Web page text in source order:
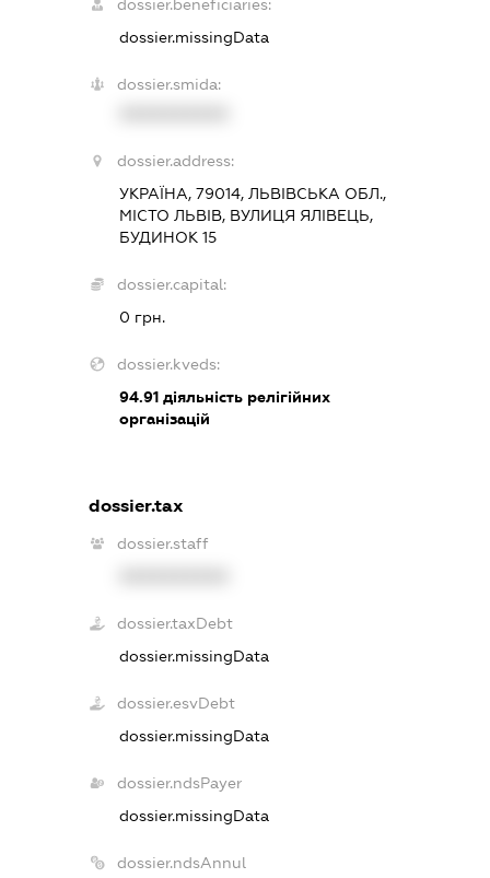
dossier.beneficiaries:
dossier.missingData
dossier.smida:
dossier.address:
УКРАЇНА, 79014, ЛЬВІВСЬКА ОБЛ.,
МІСТО ЛЬВІВ, ВУЛИЦЯ ЯЛІВЕЦЬ,
БУДИНОК 15
dossier.capital:
0 грн.
dossier.kveds:
94.91 діяльність релігійних
організацій
dossier.tax
dossier.staff
dossier.taxDebt
dossier.missingData
dossier.esvDebt
dossier.missingData
dossier.ndsPayer
dossier.missingData
dossier.ndsAnnul